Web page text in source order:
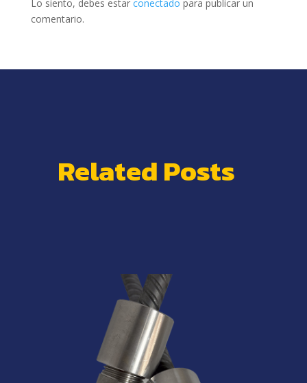
Lo siento, debes estar conectado para publicar un
comentario.
Related Posts